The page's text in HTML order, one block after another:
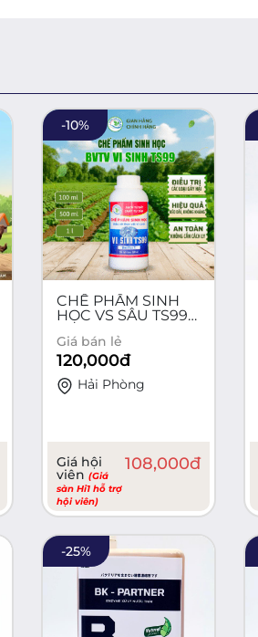
-10%
CHẾ PHẨM SINH
HỌC VS SÂU TS99 –
Giá bán lẻ
120,000đ
Hải Phòng
Giá hội
viên(Giá
sàn Hi1 hỗ trợ
hội viên)
108,000đ
-25%